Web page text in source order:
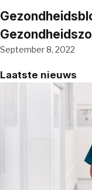
September 8, 2022
Laatste nieuws